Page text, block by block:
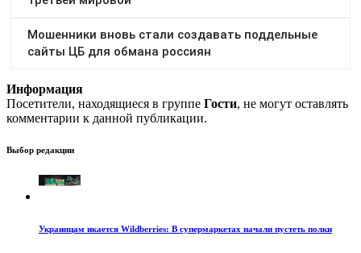
Информация
Посетители, находящиеся в группе Гости, не могут оставлять
комментарии к данной публикации.
Выбор редакции
Украинцам икается Wildberries: В супермаркетах начали пустеть полки